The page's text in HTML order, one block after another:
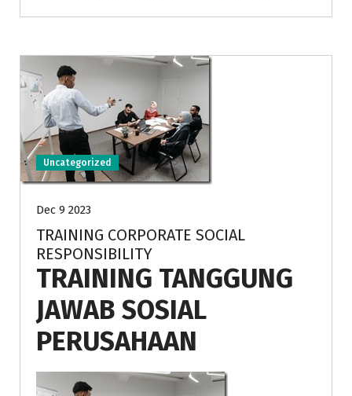
Uncategorized
Dec 9 2023
TRAINING CORPORATE SOCIAL
RESPONSIBILITY
TRAINING TANGGUNG
JAWAB SOSIAL
PERUSAHAAN